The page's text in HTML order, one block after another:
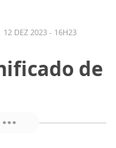
12 DEZ 2023 - 16H23
de